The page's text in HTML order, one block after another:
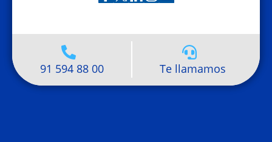
91 594 88 00 Te llamamos